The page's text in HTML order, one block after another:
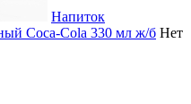
Напиток
Coca-Cola 330 мл ж/б Нет